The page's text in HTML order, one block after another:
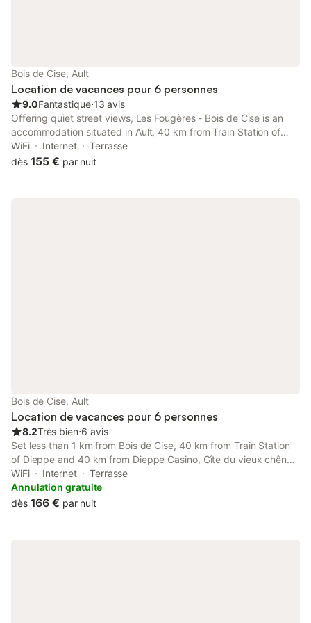
Bois de Cise, Ault
Location de vacances pour 6 personnes
9.0Fantastique⋅13 avis
Offering quiet street views, Les Fougères - Bois de Cise is an
accommodation situated in Ault, 40 km from Train Station of
Dieppe and 40 km from Dieppe Casino. This beachfront
property offers access to a balcony and free WiFi.
WiFi Internet
Terrasse
dès 155 € par nuit
Bois de Cise, Ault
Location de vacances pour 6 personnes
8.2Très bien⋅6 avis
Set less than 1 km from Bois de Cise, 40 km from Train Station
of Dieppe and 40 km from Dieppe Casino, Gîte du vieux chêne -
6pers. - Jardin arboré offers accommodation located in Ault.
WiFi Internet
Terrasse
Annulation gratuite
dès 166 € par nuit